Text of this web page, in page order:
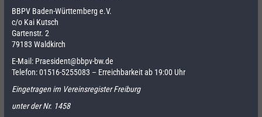
BBPV Baden-Württemberg e.V.
c/o Kai Kutsch
Gartenstr. 2
79183 Waldkirch
E-Mail: Praesident@bbpv-bw.de
Telefon:01516-5255083 – Erreichbarkeit ab 19:00 Uhr
Eingetragen im Vereinsregister Freiburg
unter der Nr. 1458